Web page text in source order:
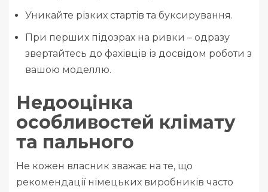
Уникайте різких стартів та буксирування.
При перших підозрах на ривки – одразу
звертайтесь до фахівців із досвідом роботи з
вашою моделлю.
Недооцінка
особливостей клімату
та пального
Не кожен власник зважає на те, що
рекомендації німецьких виробників часто